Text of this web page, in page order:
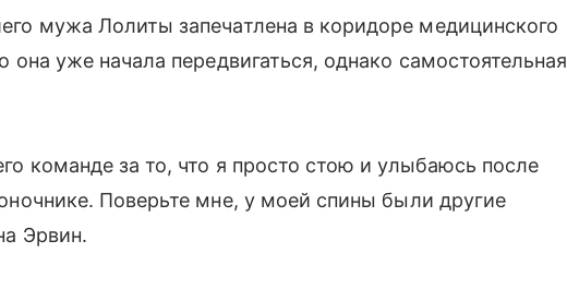
мужа Лолиты запечатлена в коридоре медицинского
уже начала передвигаться, однако самостоятельная
команде за то, что я просто стою и улыбаюсь после
Поверьте мне, у моей спины были другие
Эрвин.